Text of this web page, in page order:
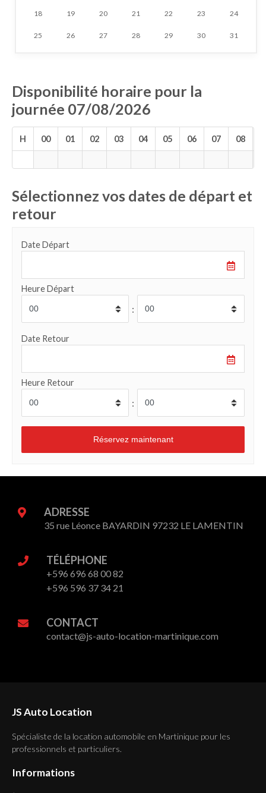
18 19 20 21 22 23 24
25 26 27 28 29 30 31
Disponibilité horaire pour la
journée 07/08/2026
H 00 01 02 03 04 05 06 07 08
Sélectionnez vos dates de départ et
retour
Date Départ
Heure Départ
:
Date Retour
Heure Retour
:
ADRESSE
35 rue Léonce BAYARDIN 97232 LE LAMENTIN
TÉLÉPHONE
+596 696 68 00 82
+596 596 37 34 21
CONTACT
contact@js-auto-location-martinique.com
JS Auto Location
Spécialiste de la location automobile en Martinique pour les
professionnels et particuliers.
Informations